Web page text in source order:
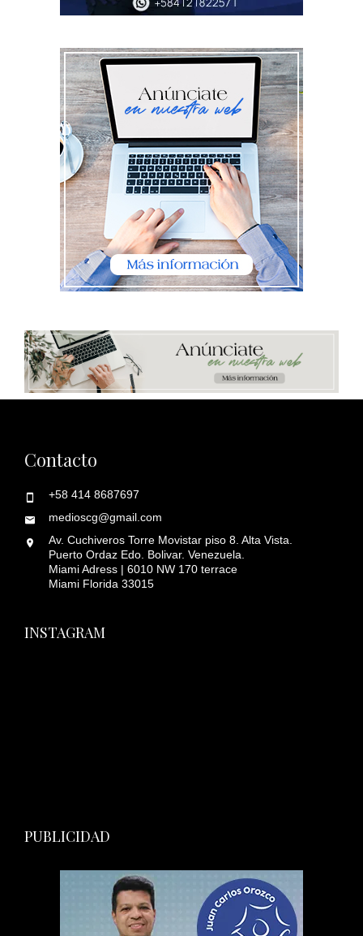
Contacto
+58 414 8687697
medioscg@gmail.com
Av. Cuchiveros Torre Movistar piso 8. Alta Vista.
Puerto Ordaz Edo. Bolivar. Venezuela.
Miami Adress | 6010 NW 170 terrace
Miami Florida 33015
INSTAGRAM
PUBLICIDAD